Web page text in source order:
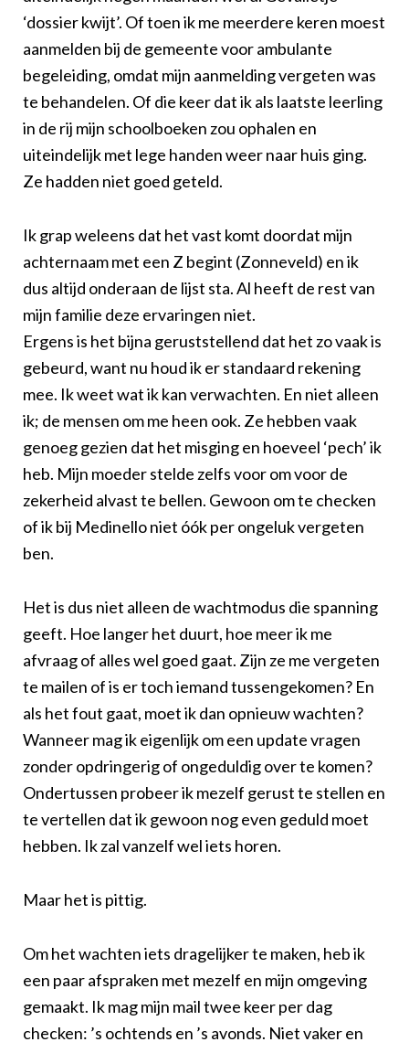
‘dossier kwijt’. Of toen ik me meerdere keren moest
aanmelden bij de gemeente voor ambulante
begeleiding, omdat mijn aanmelding vergeten was
te behandelen. Of die keer dat ik als laatste leerling
in de rij mijn schoolboeken zou ophalen en
uiteindelijk met lege handen weer naar huis ging.
Ze hadden niet goed geteld.
Ik grap weleens dat het vast komt doordat mijn
achternaam met een Z begint (Zonneveld) en ik
dus altijd onderaan de lijst sta. Al heeft de rest van
mijn familie deze ervaringen niet.
Ergens is het bijna geruststellend dat het zo vaak is
gebeurd, want nu houd ik er standaard rekening
mee. Ik weet wat ik kan verwachten. En niet alleen
ik; de mensen om me heen ook. Ze hebben vaak
genoeg gezien dat het misging en hoeveel ‘pech’ ik
heb. Mijn moeder stelde zelfs voor om voor de
zekerheid alvast te bellen. Gewoon om te checken
of ik bij Medinello niet óók per ongeluk vergeten
ben.
Het is dus niet alleen de wachtmodus die spanning
geeft. Hoe langer het duurt, hoe meer ik me
afvraag of alles wel goed gaat. Zijn ze me vergeten
te mailen of is er toch iemand tussengekomen? En
als het fout gaat, moet ik dan opnieuw wachten?
Wanneer mag ik eigenlijk om een update vragen
zonder opdringerig of ongeduldig over te komen?
Ondertussen probeer ik mezelf gerust te stellen en
te vertellen dat ik gewoon nog even geduld moet
hebben. Ik zal vanzelf wel iets horen.
Maar het is pittig.
Om het wachten iets dragelijker te maken, heb ik
een paar afspraken met mezelf en mijn omgeving
gemaakt. Ik mag mijn mail twee keer per dag
checken: ’s ochtends en ’s avonds. Niet vaker en